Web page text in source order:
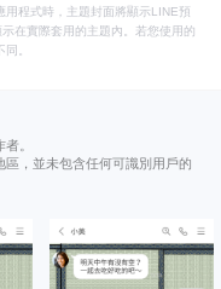
程式時，主題封面將顯示LINE預
在實際套用的主題內。若您使用的
。
。
，並未包含任何可識別用戶的